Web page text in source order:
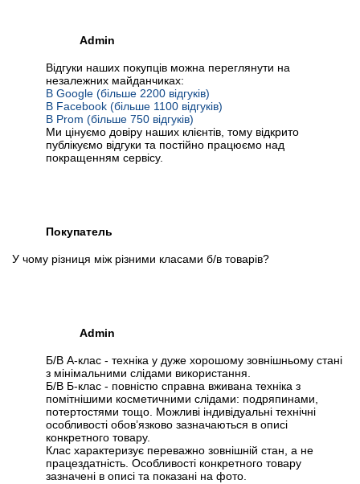
Admin
Відгуки наших покупців можна переглянути на
незалежних майданчиках:
В Google (більше 2200 відгуків)
В Facebook (більше 1100 відгуків)
В Prom (більше 750 відгуків)
Ми цінуємо довіру наших клієнтів, тому відкрито
публікуємо відгуки та постійно працюємо над
покращенням сервісу.
Покупатель
У чому різниця між різними класами б/в товарів?
Admin
Б/В А-клас - техніка у дуже хорошому зовнішньому стані
з мінімальними слідами використання.
Б/В Б-клас - повністю справна вживана техніка з
помітнішими косметичними слідами: подряпинами,
потертостями тощо. Можливі індивідуальні технічні
особливості обов’язково зазначаються в описі
конкретного товару.
Клас характеризує переважно зовнішній стан, а не
працездатність. Особливості конкретного товару
зазначені в описі та показані на фото.